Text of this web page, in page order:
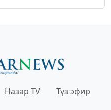
Назар TV Түз эфир